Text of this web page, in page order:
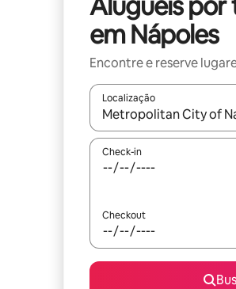
em Nápoles
Encontre e reserve
Localização
Quando os resultados
Check-in
Checkout